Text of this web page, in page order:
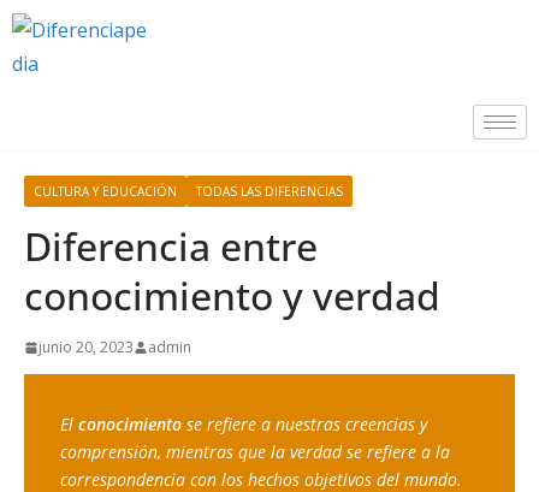
CULTURA Y EDUCACIÓN TODAS LAS DIFERENCIAS
Diferencia entre
conocimiento y verdad
junio 20, 2023 admin
El conocimiento se refiere a nuestras creencias y
comprensión, mientras que la verdad se refiere a la
correspondencia con los hechos objetivos del mundo.